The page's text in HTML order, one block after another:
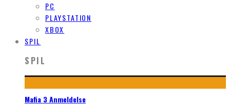
PC
PLAYSTATION
XBOX
SPIL
SPIL
Mafia 3 Anmeldelse